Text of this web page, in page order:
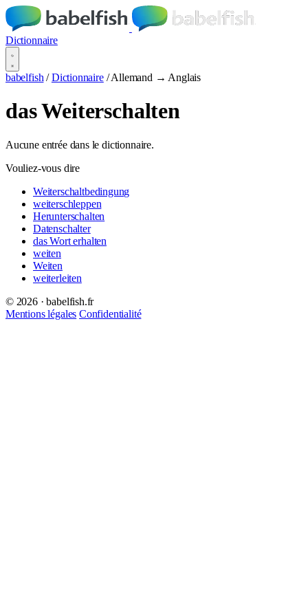
Dictionnaire
babelfish / Dictionnaire / Allemand → Anglais
das Weiterschalten
Aucune entrée dans le dictionnaire.
Vouliez-vous dire
Weiterschaltbedingung
weiterschleppen
Herunterschalten
Datenschalter
das Wort erhalten
weiten
Weiten
weiterleiten
© 2026 · babelfish.fr
Mentions légales Confidentialité